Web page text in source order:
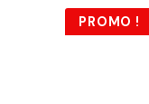
PROMO !